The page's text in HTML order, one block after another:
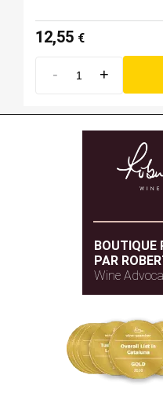
12,55 €
- +
BOUTIQUE
PAR
Wine